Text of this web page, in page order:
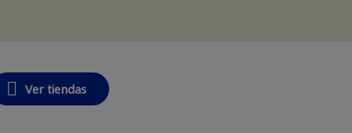
Ver tiendas